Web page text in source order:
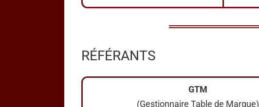
RÉFÉRANTS
GTM
(Gestionnaire Table de Marque)